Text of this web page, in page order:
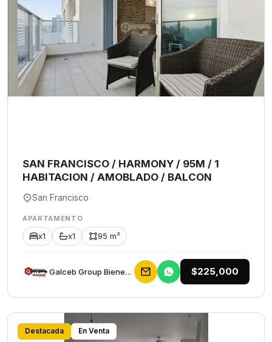
SAN FRANCISCO / HARMONY / 95M / 1
HABITACION / AMOBLADO / BALCON
San Francisco
APARTAMENTO
x1 x1 95 m²
Galceb Group Bienes Raices $225,000
Destacada En Venta